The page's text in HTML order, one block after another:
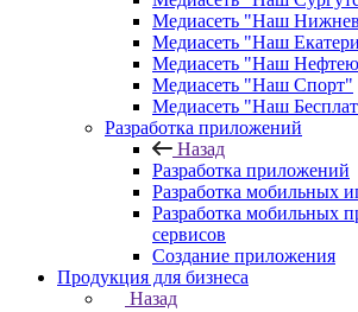
Медиасеть "Наш
Медиасеть "Наш
Медиасеть "Наш
Медиасеть "Наш Спорт"
Медиасеть "Наш
Разработка приложений
Назад
Разработка приложений
Разработка мобильных
Разработка мобильных
сервисов
Создание приложения
Продукция для бизнеса
Назад